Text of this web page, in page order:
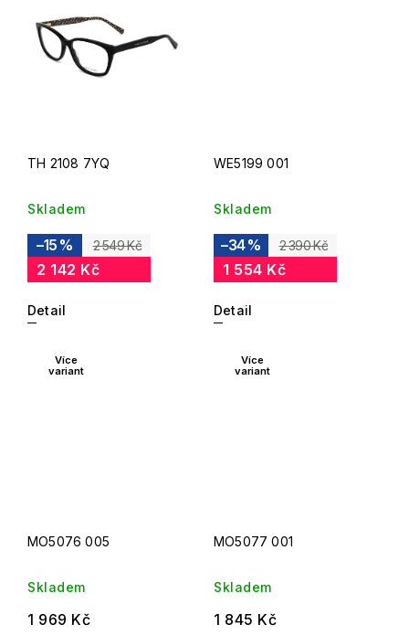
TH 2108 7YQ
Skladem
2 549 Kč
–15 %
2 142 Kč
Detail
WE5199 001
Skladem
2 390 Kč
–34 %
1 554 Kč
Detail
Více
variant
MO5076 005
Skladem
1 969 Kč
Více
variant
MO5077 001
Skladem
1 845 Kč